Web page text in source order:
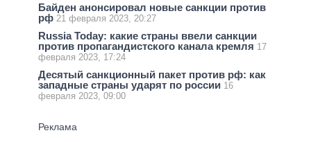
Байден анонсировал новые санкции против
рф 21 февраля 2023, 20:27
Russia Today: какие страны ввели санкции
против пропагандистского канала кремля 17
февраля 2023, 17:24
Десятый санкционный пакет против рф: как
западные страны ударят по россии 16
февраля 2023, 09:00